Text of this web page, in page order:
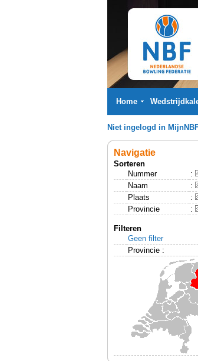
Home
Niet ingelogd in
Navigatie
Sorteren
Nummer
:
Naam
:
Plaats
:
Provincie
:
Filteren
Geen filter
Provincie :